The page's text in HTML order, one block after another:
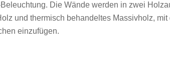
Die Wände werden in zwei
und thermisch behandeltes Massivholz,
einzufügen.